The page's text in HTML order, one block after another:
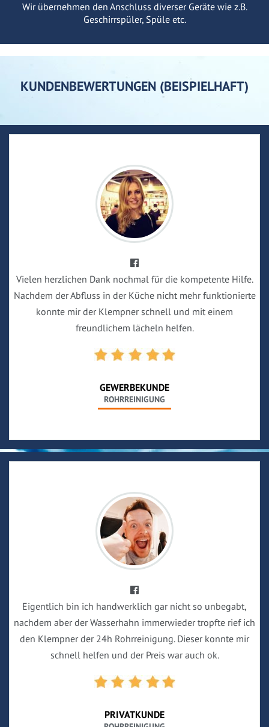
Wir übernehmen den Anschluss diverser Geräte wie z.B.
Geschirrspüler, Spüle etc.
KUNDENBEWERTUNGEN (BEISPIELHAFT)
Vielen herzlichen Dank nochmal für die kompetente Hilfe.
Nachdem der Abfluss in der Küche nicht mehr funktionierte
konnte mir der Klempner schnell und mit einem
freundlichem lächeln helfen.
GEWERBEKUNDE
ROHRREINIGUNG
Eigentlich bin ich handwerklich gar nicht so unbegabt,
nachdem aber der Wasserhahn immerwieder tropfte rief ich
den Klempner der 24h Rohrreinigung. Dieser konnte mir
schnell helfen und der Preis war auch ok.
PRIVATKUNDE